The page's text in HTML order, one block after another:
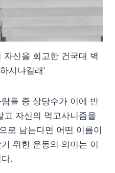
자신을 회고한 건국대 벽
시냐길래’
들 중 상당수가 이에 반
고 자신의 먹고사니즘을
로 남는다면 어떤 이름이
위한 운동의 의미는 이
.